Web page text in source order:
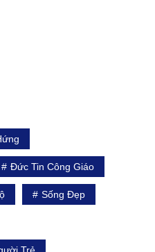
Đức Tin Công Giáo
Sống Đẹp
Trẻ